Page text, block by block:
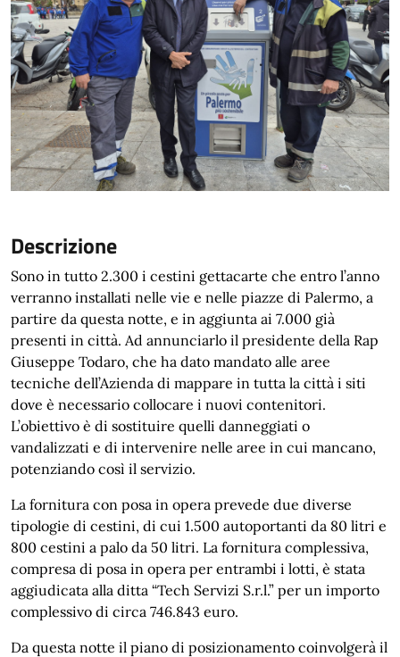
Descrizione
Sono in tutto 2.300 i cestini gettacarte che entro l’anno
verranno installati nelle vie e nelle piazze di Palermo, a
partire da questa notte, e in aggiunta ai 7.000 già
presenti in città. Ad annunciarlo il presidente della Rap
Giuseppe Todaro, che ha dato mandato alle aree
tecniche dell’Azienda di mappare in tutta la città i siti
dove è necessario collocare i nuovi contenitori.
L’obiettivo è di sostituire quelli danneggiati o
vandalizzati e di intervenire nelle aree in cui mancano,
potenziando così il servizio.
La fornitura con posa in opera prevede due diverse
tipologie di cestini, di cui 1.500 autoportanti da 80 litri e
800 cestini a palo da 50 litri. La fornitura complessiva,
compresa di posa in opera per entrambi i lotti, è stata
aggiudicata alla ditta “Tech Servizi S.r.l.” per un importo
complessivo di circa 746.843 euro.
Da questa notte il piano di posizionamento coinvolgerà il